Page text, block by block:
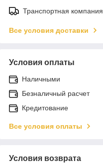
Транспортная компания
Все условия доставки
Условия оплаты
Наличными
Безналичный расчет
Кредитование
Все условия оплаты
Условия возврата